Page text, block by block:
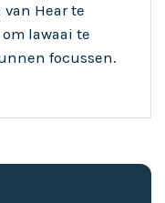
Hear te
lawaai te
focussen.